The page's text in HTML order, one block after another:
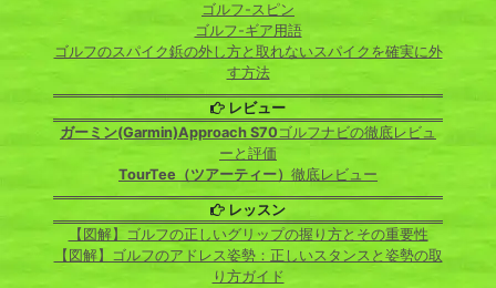
ゴルフ-スピン
ゴルフ-ギア用語
ゴルフのスパイク鋲の外し方と取れないスパイクを確実に外
す方法
レビュー
ガーミン(Garmin)Approach S70ゴルフナビの徹底レビュ
ーと評価
TourTee（ツアーティー） 徹底レビュー
レッスン
【図解】ゴルフの正しいグリップの握り方とその重要性
【図解】ゴルフのアドレス姿勢：正しいスタンスと姿勢の取
り方ガイド